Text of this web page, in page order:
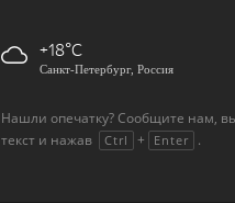
+18
Санкт-Петербург, Россия
Нашли опечатку? Сообщите нам,
текст и нажав
Ctrl + Enter .